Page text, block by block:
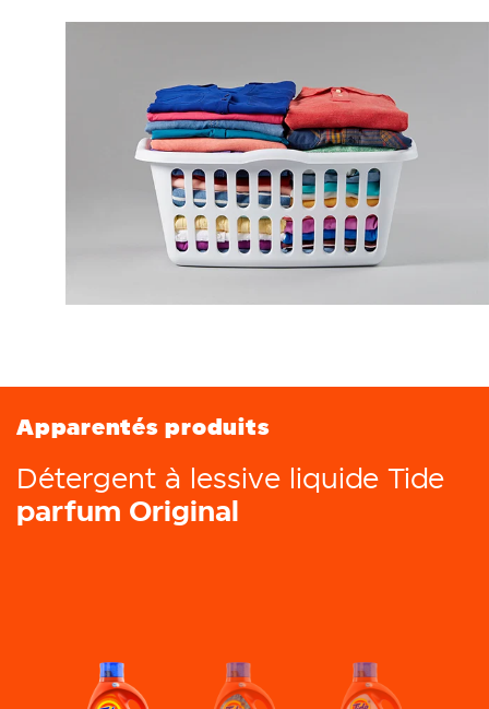
Apparentés produits
Détergent à lessive liquide Tide
parfum Original